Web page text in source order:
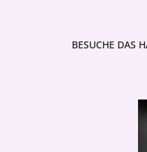
BESUCHE DAS